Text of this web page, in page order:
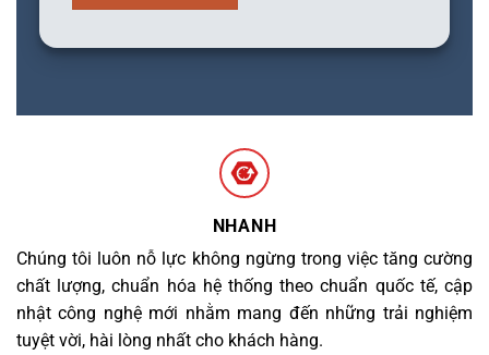
NHANH
Chúng tôi luôn nỗ lực không ngừng trong việc tăng cường
chất lượng, chuẩn hóa hệ thống theo chuẩn quốc tế, cập
nhật công nghệ mới nhằm mang đến những trải nghiệm
tuyệt vời, hài lòng nhất cho khách hàng.